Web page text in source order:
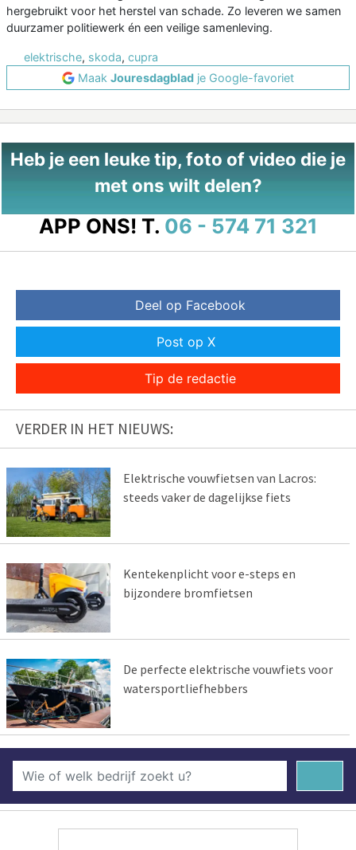
hergebruikt voor het herstel van schade. Zo leveren we samen
duurzamer politiewerk én een veilige samenleving.
elektrische, skoda, cupra
Maak Jouresdagblad je Google-favoriet
Heb je een leuke tip, foto of video die je
met ons wilt delen?
APP ONS! T. 06 - 574 71 321
Deel op Facebook
Post op X
Tip de redactie
VERDER IN HET NIEUWS:
Elektrische vouwfietsen van Lacros:
steeds vaker de dagelijkse fiets
Kentekenplicht voor e-steps en
bijzondere bromfietsen
De perfecte elektrische vouwfiets voor
watersportliefhebbers